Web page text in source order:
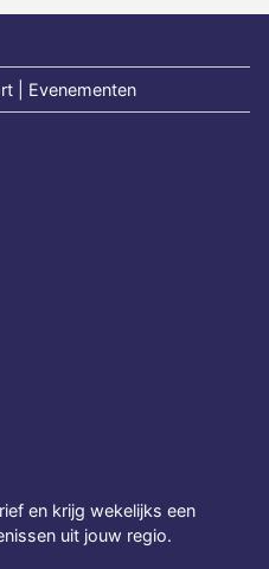
| Evenementen
en krijg wekelijks een
uit jouw regio.